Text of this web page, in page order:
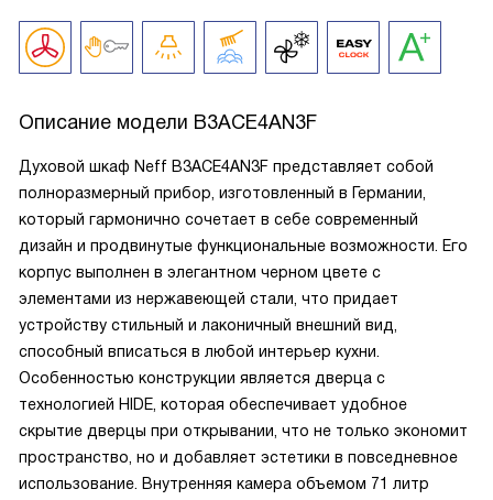
Описание модели B3ACE4AN3F
Духовой шкаф Neff B3ACE4AN3F представляет собой
полноразмерный прибор, изготовленный в Германии,
который гармонично сочетает в себе современный
дизайн и продвинутые функциональные возможности. Его
корпус выполнен в элегантном черном цвете с
элементами из нержавеющей стали, что придает
устройству стильный и лаконичный внешний вид,
способный вписаться в любой интерьер кухни.
Особенностью конструкции является дверца с
технологией HIDE, которая обеспечивает удобное
скрытие дверцы при открывании, что не только экономит
пространство, но и добавляет эстетики в повседневное
использование. Внутренняя камера объемом 71 литр